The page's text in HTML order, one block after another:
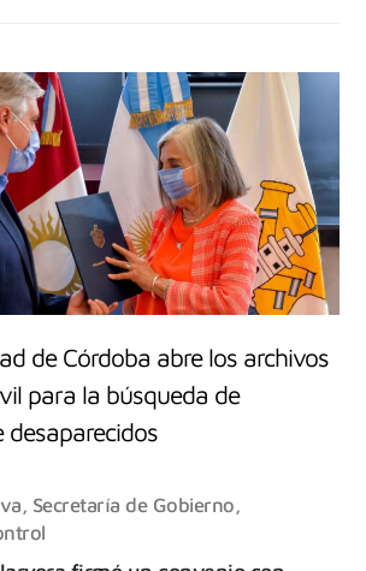
de Córdoba abre los archivos
para la búsqueda de
desaparecidos
, Secretaría de Gobierno,